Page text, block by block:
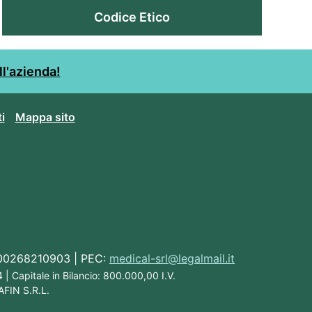
Codice Etico
Mappa sito
| PEC: medical-srl@legalmail.it
| Capitale in Bilancio: 800.000,00 I.V.
S.R.L.